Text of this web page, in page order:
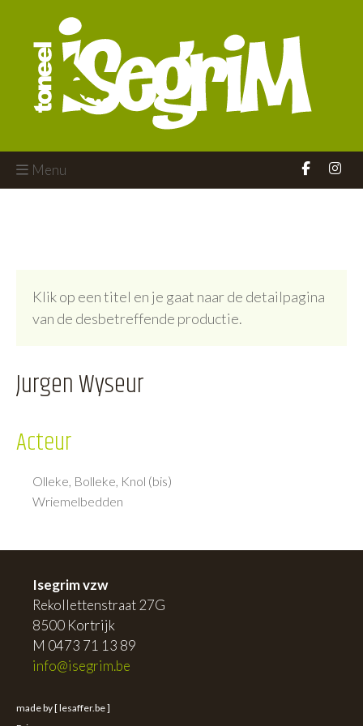
Menu
Klik op een titel en je gaat naar de detailpagina
van de desbetreffende productie.
Jurgen Wyseur
Acteur
Olleke, Bolleke, Knol (bis)
Wriemelbedden
Isegrim vzw
Rekollettenstraat 27G
8500 Kortrijk
M 0473 71 13 89
info@isegrim.be
made by [ lesaffer.be ]